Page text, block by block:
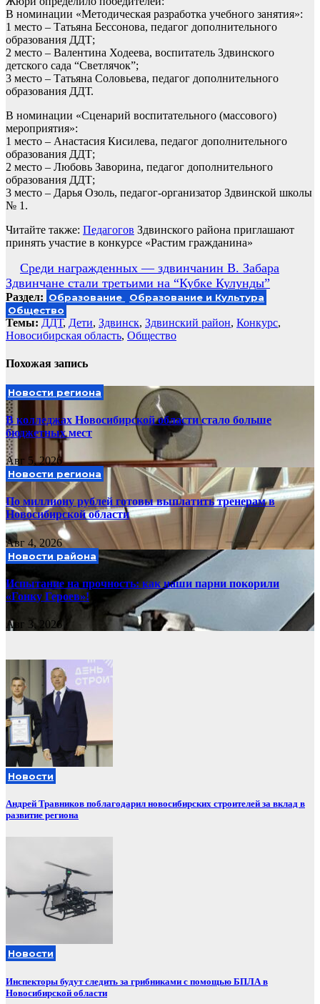
В номинации «Методическая разработка учебного занятия»:
1 место – Татьяна Бессонова, педагог дополнительного
образования ДДТ;
2 место – Валентина Ходеева, воспитатель Здвинского
детского сада “Светлячок”;
3 место – Татьяна Соловьева, педагог дополнительного
образования ДДТ.
В номинации «Сценарий воспитательного (массового)
мероприятия»:
1 место – Анастасия Кисилева, педагог дополнительного
образования ДДТ;
2 место – Любовь Заворина, педагог дополнительного
образования ДДТ;
3 место – Дарья Озоль, педагог-организатор Здвинской школы
№ 1.
Читайте также: Педагогов Здвинского района приглашают
принять участие в конкурсе «Растим гражданина»
Навигация
по
записям
Среди награжденных — здвинчанин В. Забара
Здвинчане стали третьими на “Кубке Кулунды”
Раздел: Образование
Образование и Культура
Общество
Темы: ДДТ, Дети, Здвинск, Здвинский район, Конкурс,
Новосибирская область, Общество
Похожая запись
Новости региона
В колледжах Новосибирской области стало больше
бюджетных мест
Авг 5, 2026
Новости региона
По миллиону рублей готовы выплатить тренерам в
Новосибирской области
Авг 4, 2026
Новости района
Испытание на прочность: как наши парни покорили
«Гонку Героев»!
Авг 3, 2026
Новости
Андрей Травников поблагодарил новосибирских строителей за вклад в
развитие региона
Новости
Инспекторы будут следить за грибниками с помощью БПЛА в
Новосибирской области